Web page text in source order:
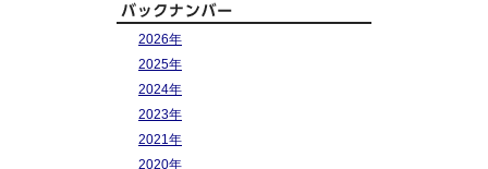
2026年
2025年
2024年
2023年
2021年
2020年